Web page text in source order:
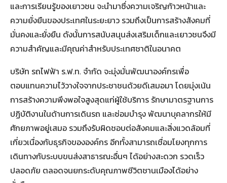
และการเรียนรู้ของเยาวชน จะนำมาซึ่งความเจริญก้าวหน้าและ
ความยั่งยืนของประเทศในระยะยาว รวมถึงเป็นการสร้างสังคมที่
มั่นคงและยั่งยืน ดังนั้นการสนับสนุนส่งเสริมเด็กและเยาวชนจึงมี
ความสำคัญและมีคุณค่าสำหรับประเทศชาติในอนาคต
บริษัท รถไฟฟ้า ร.ฟ.ท. จำกัด จะมุ่งมั่นพัฒนาองค์กรเพื่อ
ตอบแทนความไว้วางใจจากประชาชนด้วยดีเสมอมา โดยมุ่งเน้น
การสร้างความพึงพอใจสูงสุดแก่ผู้ใช้บริการ รักษามาตรฐานการ
ปฏิบัติงานในด้านการเดินรถ และซ่อมบำรุง พัฒนาบุคลากรให้มี
ศักยภาพอยู่เสมอ รวมถึงรับผิดชอบต่อสังคมและสิ่งแวดล้อมที่
เกี่ยวเนื่องกับธุรกิจขององค์กร อีกทั้งสามารถเชื่อมโยงทุกการ
เดินทางกับระบบขนส่งสาธารณะอื่นๆ ได้อย่างสะดวก รวดเร็ว
ปลอดภัย ตลอดจนยกระดับคุณภาพชีวิตชานเมืองได้อย่าง